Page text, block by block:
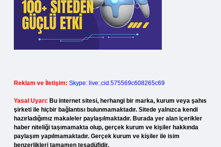
Reklam ve İletişim: Skype: live:.cid.575569c608265c69
Yasal Uyarı: Bu internet sitesi, herhangi bir marka, kurum veya şahıs
şirketi ile hiçbir bağlantısı bulunmamaktadır. Sitede yalnızca kendi
hazırladığımız makaleler paylaşılmaktadır. Burada yer alan içerikler
haber niteliği taşımamakta olup, gerçek kurum ve kişiler hakkında
paylaşım yapılmamaktadır. Gerçek kurum ve kişiler ile isim
benzerlikleri tamamen tesadüfidir.